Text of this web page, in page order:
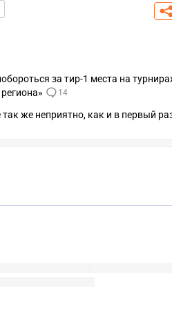
за тир-1 места на
14
же неприятно, как и в первый